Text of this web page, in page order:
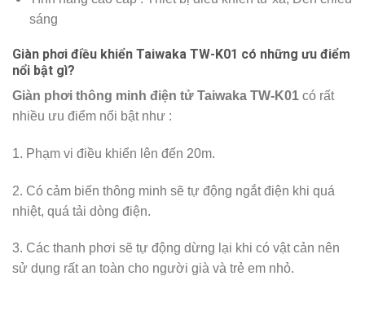
sáng
Giàn phơi điều khiển Taiwaka TW-K01 có những ưu điểm
nổi bật gì?
Giàn phơi thông minh điện tử Taiwaka TW-K01 có rất
nhiều ưu điểm nổi bật như :
1. Phạm vi điều khiển lên đến 20m.
2. Có cảm biến thông minh sẽ tự động ngắt điện khi quá
nhiệt, quá tải dòng điện.
3. Các thanh phơi sẽ tự động dừng lại khi có vật cản nên
sử dụng rất an toàn cho người già và trẻ em nhỏ.